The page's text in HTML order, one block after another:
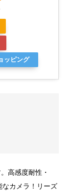
ッピング
高感度耐性・
カメラ！リーズ